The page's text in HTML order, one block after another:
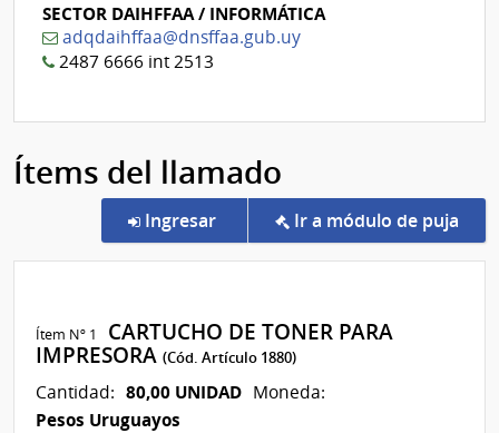
SECTOR DAIHFFAA / INFORMÁTICA
adqdaihffaa@dnsffaa.gub.uy
2487 6666 int 2513
Ítems del llamado
Ingresar en la compra Pregón 4/2026 |
Ir a módulo de puja
Ítem Nº 1
CARTUCHO DE TONER PARA
IMPRESORA(Cód. Artículo 1880)
Cantidad: 80,00 UNIDAD Moneda:
Pesos Uruguayos